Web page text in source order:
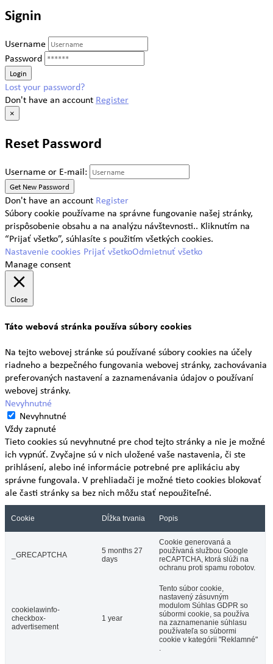
Signin
Username
Password
Lost your password?
Don't have an account Register
×
Reset Password
Username or E-mail:
Don't have an account Register
Súbory cookie používame na správne fungovanie našej stránky,
prispôsobenie obsahu a na analýzu návštevnosti.. Kliknutím na
“Prijať všetko”, súhlasíte s použitím všetkých cookies.
Nastavenie cookies Prijať všetkoOdmietnuť všetko
Manage consent
Close
Táto webová stránka používa súbory cookies
Na tejto webovej stránke sú používané súbory cookies na účely
riadneho a bezpečného fungovania webovej stránky, zachovávania
preferovaných nastavení a zaznamenávania údajov o používaní
webovej stránky.
Nevyhnutné
Nevyhnutné
Vždy zapnuté
Tieto cookies sú nevyhnutné pre chod tejto stránky a nie je možné
ich vypnúť. Zvyčajne sú v nich uložené vaše nastavenia, či ste
prihlásení, alebo iné informácie potrebné pre aplikáciu aby
správne fungovala. V prehliadači je možné tieto cookies blokovať
ale časti stránky sa bez nich môžu stať nepoužiteľné.
Cookie Dĺžka trvania Popis
_GRECAPTCHA
5 months 27
days
Cookie generovaná a
používaná službou Google
reCAPTCHA, ktorá slúži na
ochranu proti spamu robotov.
cookielawinfo-
checkbox-
advertisement
1 year
Tento súbor cookie,
nastavený zásuvným
modulom Súhlas GDPR so
súbormi cookie, sa používa
na zaznamenanie súhlasu
používateľa so súbormi
cookie v kategórii "Reklamné"
.